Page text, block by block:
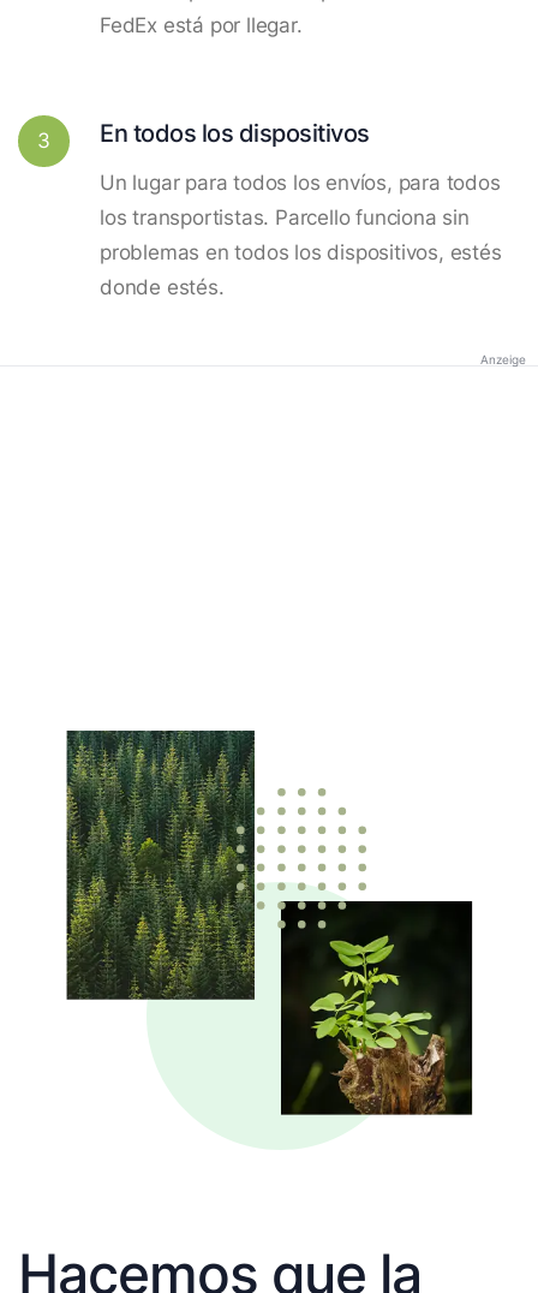
FedEx está por llegar.
3 En todos los dispositivos
Un lugar para todos los envíos, para todos
los transportistas. Parcello funciona sin
problemas en todos los dispositivos, estés
donde estés.
Anzeige
Hacemos que la